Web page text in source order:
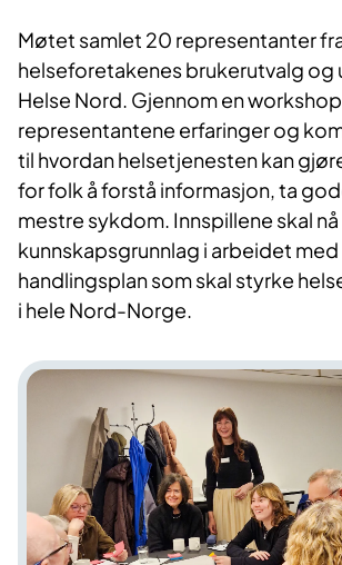
Møtet samlet 20 representanter
helseforetakenesbrukerutvalg og
Helse Nord. Gjennom en
representantene erfaringer og
til hvordan helsetjenesten kan
for folk å forstå informasjon, ta
mestre sykdom. Innspillene skal
kunnskapsgrunnlag i arbeidet med
handlingsplan som skal styrke
i hele Nord-Norge.